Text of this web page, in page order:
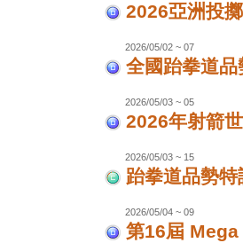
2026亞洲投
2026/05/02 ~ 07
全國跆拳道
2026/05/03 ~ 05
2026年射箭
2026/05/03 ~ 15
跆拳道品勢
2026/05/04 ~ 09
第16屆